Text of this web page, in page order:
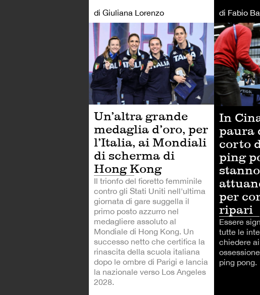
di Giuliana Lorenzo di Fabio
ALTRI SPORT
Un’altra grande
medaglia d’oro, per
l’Italia, ai Mondiali
di scherma di
Hong Kong
Il trionfo del fioretto femminile
contro gli Stati Uniti nell'ultima
giornata di gare suggella il
primo posto azzurro nel
medagliere assoluto al
Mondiale di Hong Kong. Un
successo netto che certifica la
rinascita della scuola italiana
dopo le ombre di Parigi e lancia
la nazionale verso Los Angeles
2028.
In
paura
corto
ping
per
ripari
Essere
tutte le
chiedere
ping pong.